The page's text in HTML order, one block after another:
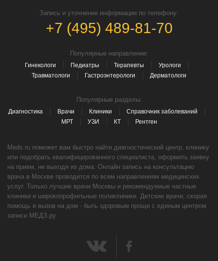
Запись и уточнение информации по телефону:
+7 (495) 489-81-70
Популярные направление:
Гинекологи Педиатры Терапевты
Урологи
Травматологи
Гастроэнтерологи Дерматологи
Популярные разделы:
Диагностика Врачи Клиники
Справочник заболеваний
МРТ
УЗИ КТ Рентген
Meds.ru поможет вам быстро найти диагностический центр, клинику
или подобрать квалифицированного специалиста, оформить заявку
на прием, не выходя из дома. Онлайн запись на консультацию
врача в Москве проводится по всем направлениям медицинских
услуг. Только лучшие врачи Москвы и рекомендуемые частные
клиники и широкопрофильные поликлиники. Детские врачи, скорая
помощь и вызов на дом - быть здоровым проще с единым центром
записи МЕДЗ.ру